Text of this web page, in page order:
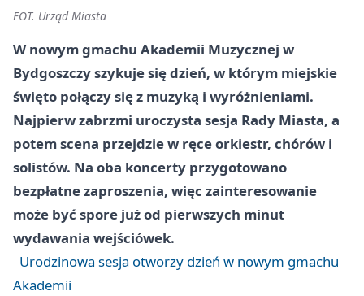
FOT. Urząd Miasta
W nowym gmachu Akademii Muzycznej w
Bydgoszczy szykuje się dzień, w którym miejskie
święto połączy się z muzyką i wyróżnieniami.
Najpierw zabrzmi uroczysta sesja Rady Miasta, a
potem scena przejdzie w ręce orkiestr, chórów i
solistów. Na oba koncerty przygotowano
bezpłatne zaproszenia, więc zainteresowanie
może być spore już od pierwszych minut
wydawania wejściówek.
Urodzinowa sesja otworzy dzień w nowym gmachu
Akademii